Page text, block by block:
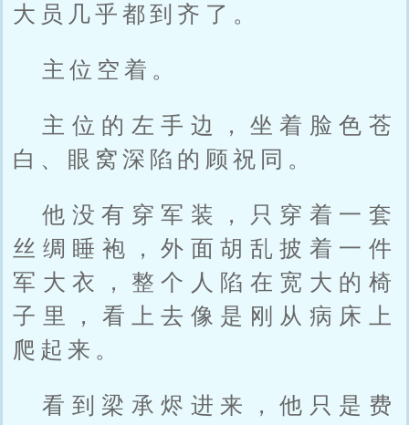
大员几乎都到齐了。
主位空着。
主位的左手边，坐着脸色苍
白、眼窝深陷的顾祝同。
他没有穿军装，只穿着一套
丝绸睡袍，外面胡乱披着一件
军大衣，整个人陷在宽大的椅
子里，看上去像是刚从病床上
爬起来。
看到梁承烬进来，他只是费